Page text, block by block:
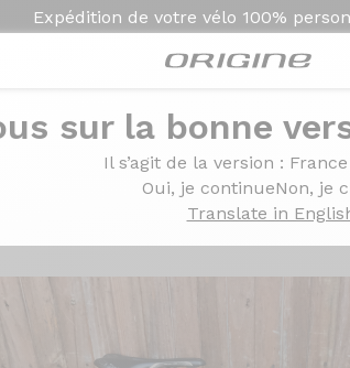
Expédition de votre vélo 100%
sur la bonne
Il s’agit de la version :
Oui, je continueNon, je
Translate in